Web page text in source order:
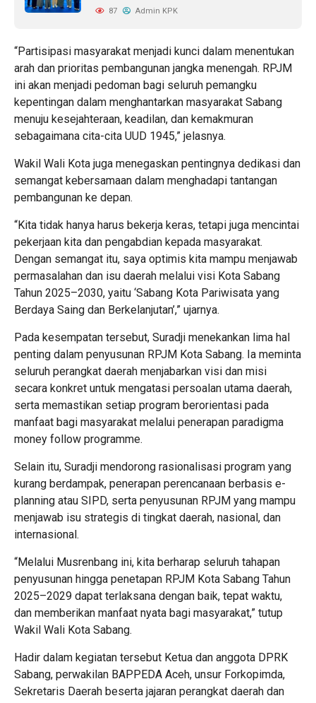
87 Admin KPK
“Partisipasi masyarakat menjadi kunci dalam menentukan
arah dan prioritas pembangunan jangka menengah. RPJM
ini akan menjadi pedoman bagi seluruh pemangku
kepentingan dalam menghantarkan masyarakat Sabang
menuju kesejahteraan, keadilan, dan kemakmuran
sebagaimana cita-cita UUD 1945,” jelasnya.
Wakil Wali Kota juga menegaskan pentingnya dedikasi dan
semangat kebersamaan dalam menghadapi tantangan
pembangunan ke depan.
“Kita tidak hanya harus bekerja keras, tetapi juga mencintai
pekerjaan kita dan pengabdian kepada masyarakat.
Dengan semangat itu, saya optimis kita mampu menjawab
permasalahan dan isu daerah melalui visi Kota Sabang
Tahun 2025–2030, yaitu ‘Sabang Kota Pariwisata yang
Berdaya Saing dan Berkelanjutan’,” ujarnya.
Pada kesempatan tersebut, Suradji menekankan lima hal
penting dalam penyusunan RPJM Kota Sabang. Ia meminta
seluruh perangkat daerah menjabarkan visi dan misi
secara konkret untuk mengatasi persoalan utama daerah,
serta memastikan setiap program berorientasi pada
manfaat bagi masyarakat melalui penerapan paradigma
money follow programme.
Selain itu, Suradji mendorong rasionalisasi program yang
kurang berdampak, penerapan perencanaan berbasis e-
planning atau SIPD, serta penyusunan RPJM yang mampu
menjawab isu strategis di tingkat daerah, nasional, dan
internasional.
“Melalui Musrenbang ini, kita berharap seluruh tahapan
penyusunan hingga penetapan RPJM Kota Sabang Tahun
2025–2029 dapat terlaksana dengan baik, tepat waktu,
dan memberikan manfaat nyata bagi masyarakat,” tutup
Wakil Wali Kota Sabang.
Hadir dalam kegiatan tersebut Ketua dan anggota DPRK
Sabang, perwakilan BAPPEDA Aceh, unsur Forkopimda,
Sekretaris Daerah beserta jajaran perangkat daerah dan